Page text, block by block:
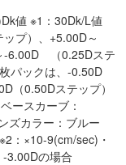
値 ※1：30Dk/L値
プ）、+5.00D～
-6.00D （0.25Dステ
パックは、-0.50D
（0.50Dステップ）
ースカーブ：
ズカラー：ブルー
：×10-9(cm/sec)・
3.00Dの場合